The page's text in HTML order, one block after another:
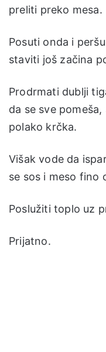
preliti preko mesa.
Posuti onda i
staviti još začina
Prodrmati dublji
da se sve
polako krčka.
Višak vode da
se sos i meso fino
Poslužiti toplo uz
Prijatno.